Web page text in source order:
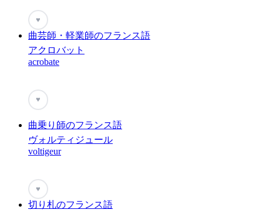
♥
曲芸師・軽業師のフランス語
アクロバット
acrobate
♥
曲乗り師のフランス語
ヴォルティジュール
voltigeur
♥
切り札のフランス語